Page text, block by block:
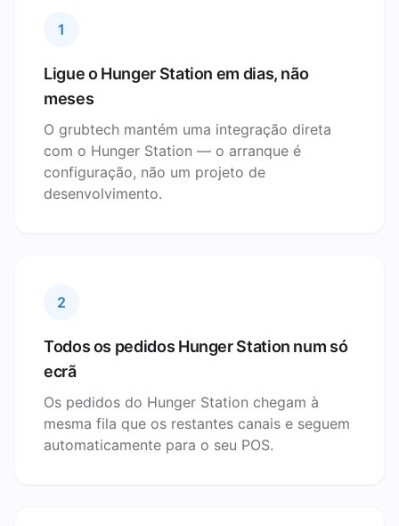
1
Ligue o Hunger Station em dias, não
meses
O grubtech mantém uma integração direta
com o Hunger Station — o arranque é
configuração, não um projeto de
desenvolvimento.
2
Todos os pedidos Hunger Station num só
ecrã
Os pedidos do Hunger Station chegam à
mesma fila que os restantes canais e seguem
automaticamente para o seu POS.